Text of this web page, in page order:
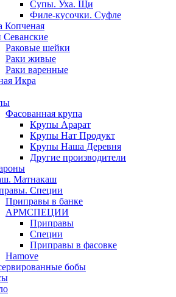
Супы. Уха. Щи
Филе-кусочки. Суфле
Копченая
Севанские
Раковые шейки
Раки живые
Раки варенные
Икра
Фасованная крупа
Крупы Арарат
Крупы Нат Продукт
Крупы Наша Деревня
Другие производители
Матнакаш
Специи
Приправы в банке
АРМСПЕЦИИ
Приправы
Специи
Приправы в фасовке
Hamove
бобы